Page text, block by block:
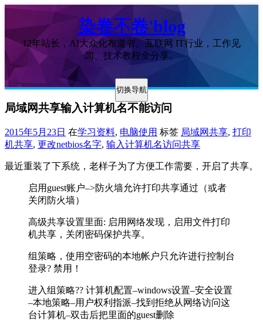
染卷不卷'blog
12年站长，AI大众化布道者。互联网 IT行业，工作见
闻、技术教程全分享。
切换导航
局域网共享输入计算机名不能访问
2015年5月23日 在学习资料, 电脑使用 标签 局域网共享, 打印
机共享, 更改netbios名字, 输入计算机名访问共享
最近重装了下系统，老样子为了方便工作需要，开启了共享。
启用guest账户–>防火墙允许打印共享通过（或者
关闭防火墙）
高级共享设置里面: 启用网络发现，启用文件打印
机共享，关闭密码保护共享。
组策略，使用空密码的本地帐户只允许进行控制台
登录? 禁用！
进入组策略?? 计算机配置–windows设置–安全设置
–本地策略–用户权利指派–找到拒绝从网络访问这
台计算机–双击后把里面的guest删除